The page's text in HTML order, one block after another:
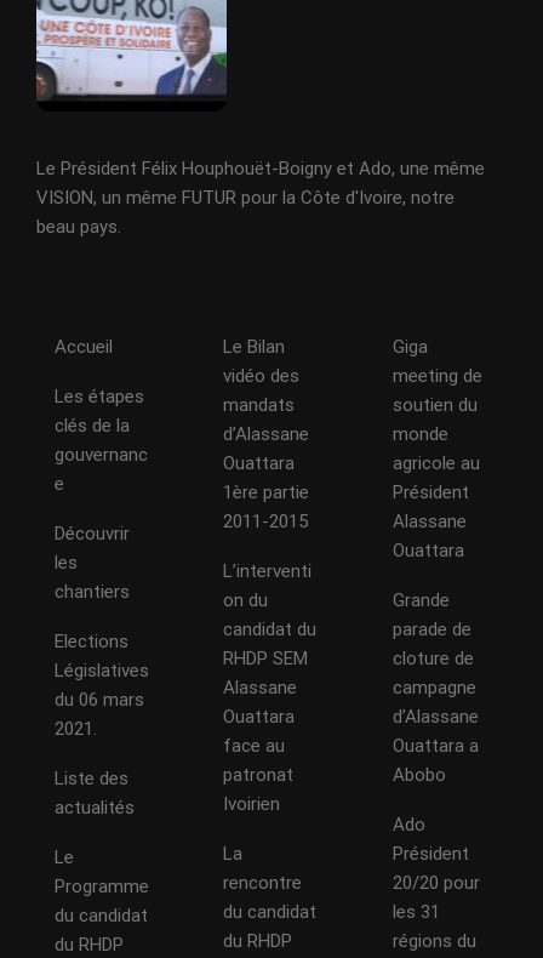
Le Président Félix Houphouët-Boigny et Ado, une même
VISION, un même FUTUR pour la Côte d'Ivoire, notre
beau pays.
Accueil
Les étapes
clés de la
gouvernanc
e
Découvrir
les
chantiers
Elections
Législatives
du 06 mars
2021.
Liste des
actualités
Le
Programme
du candidat
du RHDP
Le Bilan
vidéo des
mandats
d’Alassane
Ouattara
1ère partie
2011-2015
L’interventi
on du
candidat du
RHDP SEM
Alassane
Ouattara
face au
patronat
Ivoirien
La
rencontre
du candidat
du RHDP
Giga
meeting de
soutien du
monde
agricole au
Président
Alassane
Ouattara
Grande
parade de
cloture de
campagne
d’Alassane
Ouattara a
Abobo
Ado
Président
20/20 pour
les 31
régions du